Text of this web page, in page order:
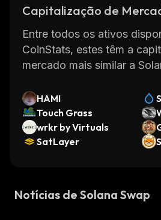
Capitalização de
Entre todos os ativos
CoinStats, estes têm a
mercado mais similar a
HAMI
Touch Grass
wrkr by Virtuals
SatLayer
Notícias de Solana Swap